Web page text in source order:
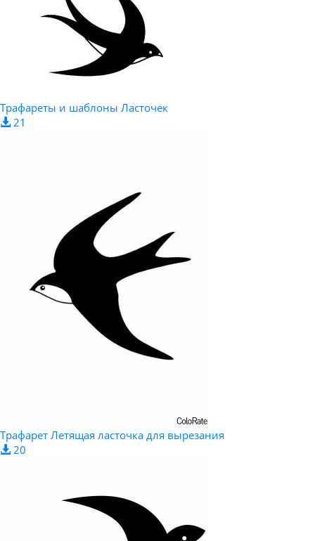
Трафареты и шаблоны Ласточек
21
Трафарет Летящая ласточка для вырезания
20